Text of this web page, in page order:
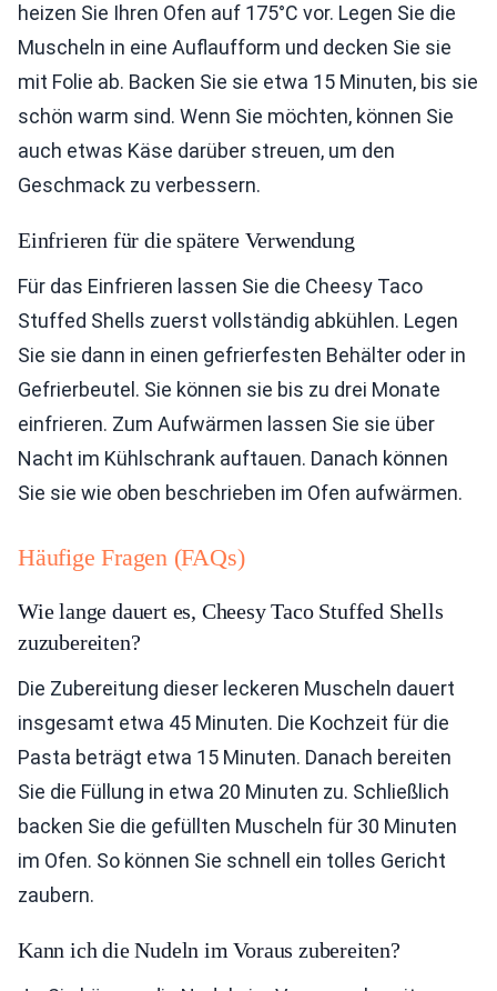
heizen Sie Ihren Ofen auf 175°C vor. Legen Sie die
Muscheln in eine Auflaufform und decken Sie sie
mit Folie ab. Backen Sie sie etwa 15 Minuten, bis sie
schön warm sind. Wenn Sie möchten, können Sie
auch etwas Käse darüber streuen, um den
Geschmack zu verbessern.
Einfrieren für die spätere Verwendung
Für das Einfrieren lassen Sie die Cheesy Taco
Stuffed Shells zuerst vollständig abkühlen. Legen
Sie sie dann in einen gefrierfesten Behälter oder in
Gefrierbeutel. Sie können sie bis zu drei Monate
einfrieren. Zum Aufwärmen lassen Sie sie über
Nacht im Kühlschrank auftauen. Danach können
Sie sie wie oben beschrieben im Ofen aufwärmen.
Häufige Fragen (FAQs)
Wie lange dauert es, Cheesy Taco Stuffed Shells
zuzubereiten?
Die Zubereitung dieser leckeren Muscheln dauert
insgesamt etwa 45 Minuten. Die Kochzeit für die
Pasta beträgt etwa 15 Minuten. Danach bereiten
Sie die Füllung in etwa 20 Minuten zu. Schließlich
backen Sie die gefüllten Muscheln für 30 Minuten
im Ofen. So können Sie schnell ein tolles Gericht
zaubern.
Kann ich die Nudeln im Voraus zubereiten?